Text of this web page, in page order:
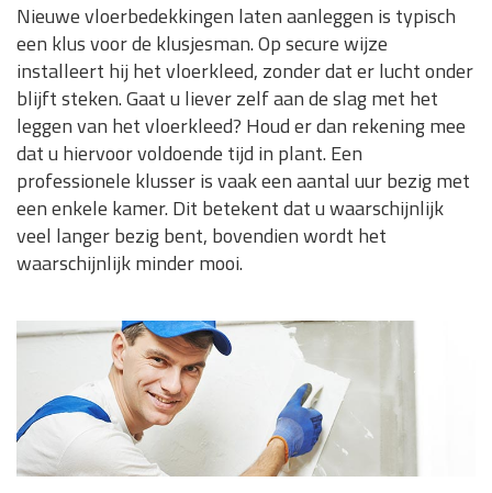
Nieuwe vloerbedekkingen laten aanleggen is typisch
een klus voor de klusjesman. Op secure wijze
installeert hij het vloerkleed, zonder dat er lucht onder
blijft steken. Gaat u liever zelf aan de slag met het
leggen van het vloerkleed? Houd er dan rekening mee
dat u hiervoor voldoende tijd in plant. Een
professionele klusser is vaak een aantal uur bezig met
een enkele kamer. Dit betekent dat u waarschijnlijk
veel langer bezig bent, bovendien wordt het
waarschijnlijk minder mooi.